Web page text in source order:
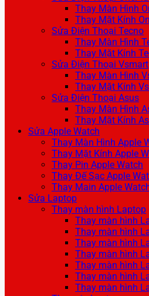
Thay Màn Hình
Thay Mặt Kính
Sửa Điện Thoại Tecno
Thay Màn Hình
Thay Mặt Kính
Sửa Điện Thoại Vsmart
Thay Màn Hình
Thay Mặt Kính
Sửa Điện Thoại Asus
Thay Màn Hình
Thay Mặt Kính
Sửa Apple Watch
Thay Màn Hình Apple
Thay Mặt Kính Apple
Thay Pin Apple Watch
Thay Đế Sạc Apple
Thay Main Apple
Sửa Laptop
Thay màn hình Laptop
Thay màn hình
Thay màn hình
Thay màn hình
Thay màn hình
Thay màn hình
Thay màn hình
Thay màn hình